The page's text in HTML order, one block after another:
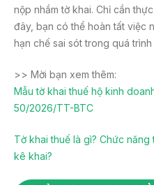
nộp nhầm tờ khai. Chỉ cần
đây, bạn có thể hoàn tất việc
hạn chế sai sót trong quá
>> Mời bạn xem thêm:
Mẫu tờ khai thuế hộ kinh
50/2026/TT-BTC
Tờ khai thuế là gì? Chức năng
kê khai?